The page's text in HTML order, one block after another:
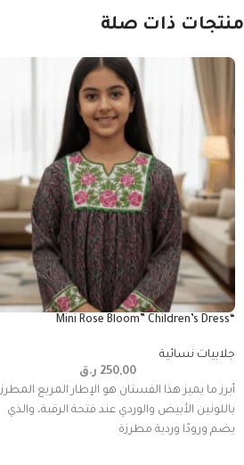
منتجات ذات صلة
“Mini Rose Bloom” Children’s Dress
جلابيات نسائية
250,00 ر.ق
أبرز ما يميز هذا الفستان هو الإطار المربع المطرز
باللونين الأبيض والوردي عند فتحة الرقبة، والذي
يضم ورودًا وردية مطرزة